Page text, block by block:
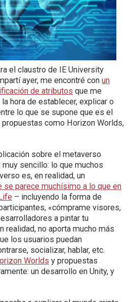
el claustro de IE University
ayer, me encontré con un
de atributos que me
hora de establecer, explicar o
lo que se supone que es el
como Horizon Worlds,
sobre el metaverso
sencillo: lo que muchos
es, en realidad, un
se parece muchísimo a lo que en
– incluyendo la forma de
«cómprame visores,
a pintar tu
realidad, no aporta mucho más
los usuarios puedan
socializar, hablar, etc.
Worlds y propuestas
un desarrollo en Unity, y